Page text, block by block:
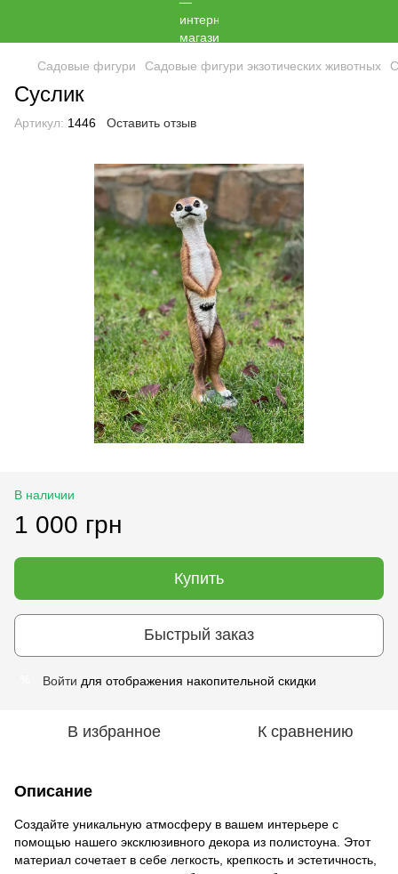
Садовые фигури Садовые фигури экзотических животных
Суслик
Артикул: 1446 Оставить отзыв
В наличии
1 000 грн
Купить
Быстрый заказ
Войти для отображения накопительной скидки
В избранное К сравнению
Описание
Создайте уникальную атмосферу в вашем интерьере с
помощью нашего эксклюзивного декора из полистоуна. Этот
материал сочетает в себе легкость, крепкость и эстетичность,